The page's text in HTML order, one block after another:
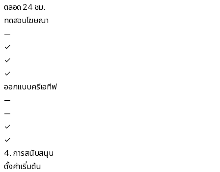
ตลอด 24 ชม.
ทดสอบโฆษณา
—
✓
✓
✓
ออกแบบครีเอทีฟ
—
—
✓
✓
4. การสนับสนุน
ตั้งค่าเริ่มต้น